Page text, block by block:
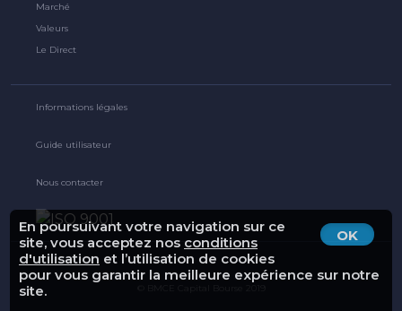
OK
En poursuivant votre navigation sur ce
site, vous acceptez nos conditions
d'utilisation et l’utilisation de cookies
pour vous garantir la meilleure expérience sur notre
site.
Marché
Valeurs
Le Direct
Informations légales
Guide utilisateur
Nous contacter